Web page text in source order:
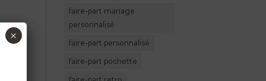
faire-part mariage
personnalisé
faire-part personnalisé
faire-part pochette
×